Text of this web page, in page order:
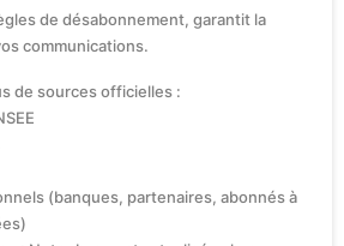
de désabonnement, garantit la
communications.
de sources officielles :
(banques, partenaires, abonnés à